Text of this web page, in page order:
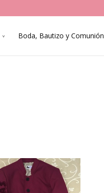
Boda, Bautizo y Comunión